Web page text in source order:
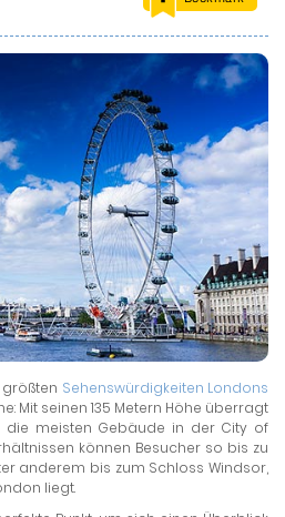
ZUHAUSE
SHOP
größten Sehenswürdigkeiten Londons
Mit seinen 135 Metern Höhe überragt
die meisten Gebäude in der City of
können Besucher so bis zu
anderem bis zum Schloss Windsor,
liegt.